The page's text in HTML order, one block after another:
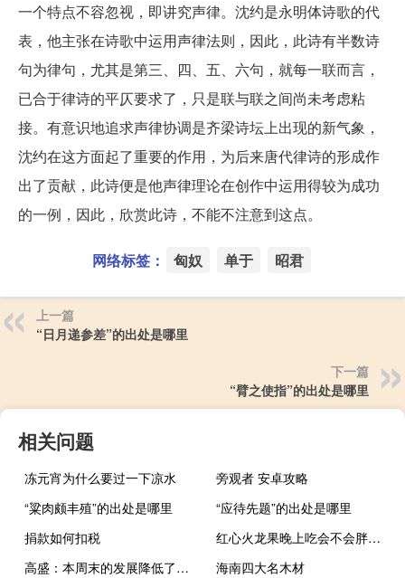
一个特点不容忽视，即讲究声律。沈约是永明体诗歌的代
表，他主张在诗歌中运用声律法则，因此，此诗有半数诗
句为律句，尤其是第三、四、五、六句，就每一联而言，
已合于律诗的平仄要求了，只是联与联之间尚未考虑粘
接。有意识地追求声律协调是齐梁诗坛上出现的新气象，
沈约在这方面起了重要的作用，为后来唐代律诗的形成作
出了贡献，此诗便是他声律理论在创作中运用得较为成功
的一例，因此，欣赏此诗，不能不注意到这点。
网络标签： 匈奴 单于 昭君
上一篇
“日月递参差”的出处是哪里
下一篇
“臂之使指”的出处是哪里
相关问题
冻元宵为什么要过一下凉水
旁观者 安卓攻略
“粱肉颇丰殖”的出处是哪里
“应待先题”的出处是哪里
捐款如何扣税
红心火龙果晚上吃会不会胖（晚上吃红心火龙果会长胖吗）
高盛：本周末的发展降低了沙特减产政策提前解除的可能性
海南四大名木材